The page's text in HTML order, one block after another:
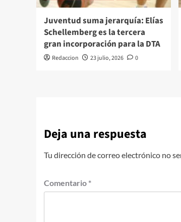
Juventud suma jerarquía: Elías
Schellemberg es la tercera
gran incorporación para la DTA
Redaccion 23 julio, 2026 0
Deja una respuesta
Tu dirección de correo electrónico no
Comentario *